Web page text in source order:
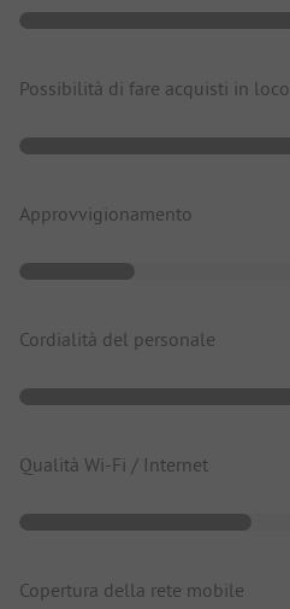
Possibilità di fare acquisti in loco
Approvvigionamento
Cordialità del personale
Qualità Wi-Fi / Internet
Copertura della rete mobile